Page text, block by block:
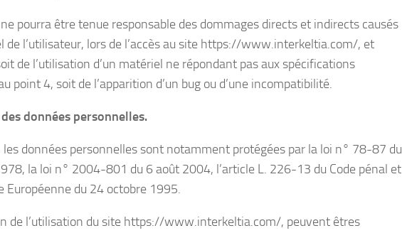
pourra être tenue responsable des dommages directs et indirects causés
de l’utilisateur, lors de l’accès au site https://www.interkeltia.com/, et
de l’utilisation d’un matériel ne répondant pas aux spécifications
point 4, soit de l’apparition d’un bug ou d’une incompatibilité.
données personnelles.
les données personnelles sont notamment protégées par la loi n° 78-87 du
la loi n° 2004-801 du 6 août 2004, l’article L. 226-13 du Code pénal et
Européenne du 24 octobre 1995.
de l’utilisation du site https://www.interkeltia.com/, peuvent êtres